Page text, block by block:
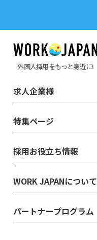
外国人採用をもっと身近に!
求人企業様
特集ページ
採用お役立ち情報
WORK JAPANについて
パートナープログラム